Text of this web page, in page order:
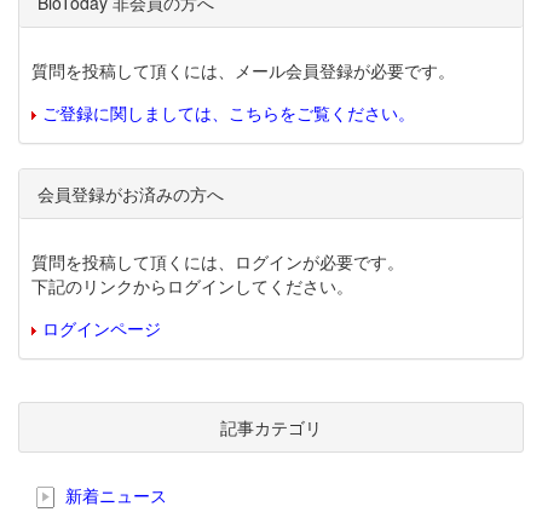
質問を投稿して頂くには、メール会員登録が必要です。
ご登録に関しましては、こちらをご覧ください。
会員登録がお済みの方へ
質問を投稿して頂くには、ログインが必要です。
下記のリンクからログインしてください。
ログインページ
記事カテゴリ
新着ニュース